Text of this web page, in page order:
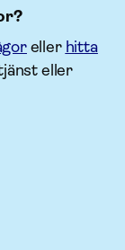
eller hitta
eller